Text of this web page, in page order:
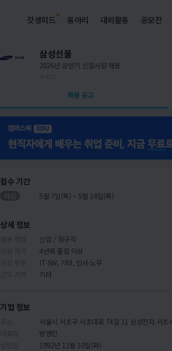
갓생피드 동아리 대외활동 공모전
삼성선물
2026년 상반기 신입사원 채용
채용 공고
접수 기간
5월 7일(목) ~ 5월 14일(목)
상세 정보
신입 / 정규직
4년제 졸업 이상
IT·SW, 기타, 인사·노무
기타
기업 정보
서울시 서초구 서초대로 74길 11 삼성전자 서초
방영민
1992년 11월 10일(화)